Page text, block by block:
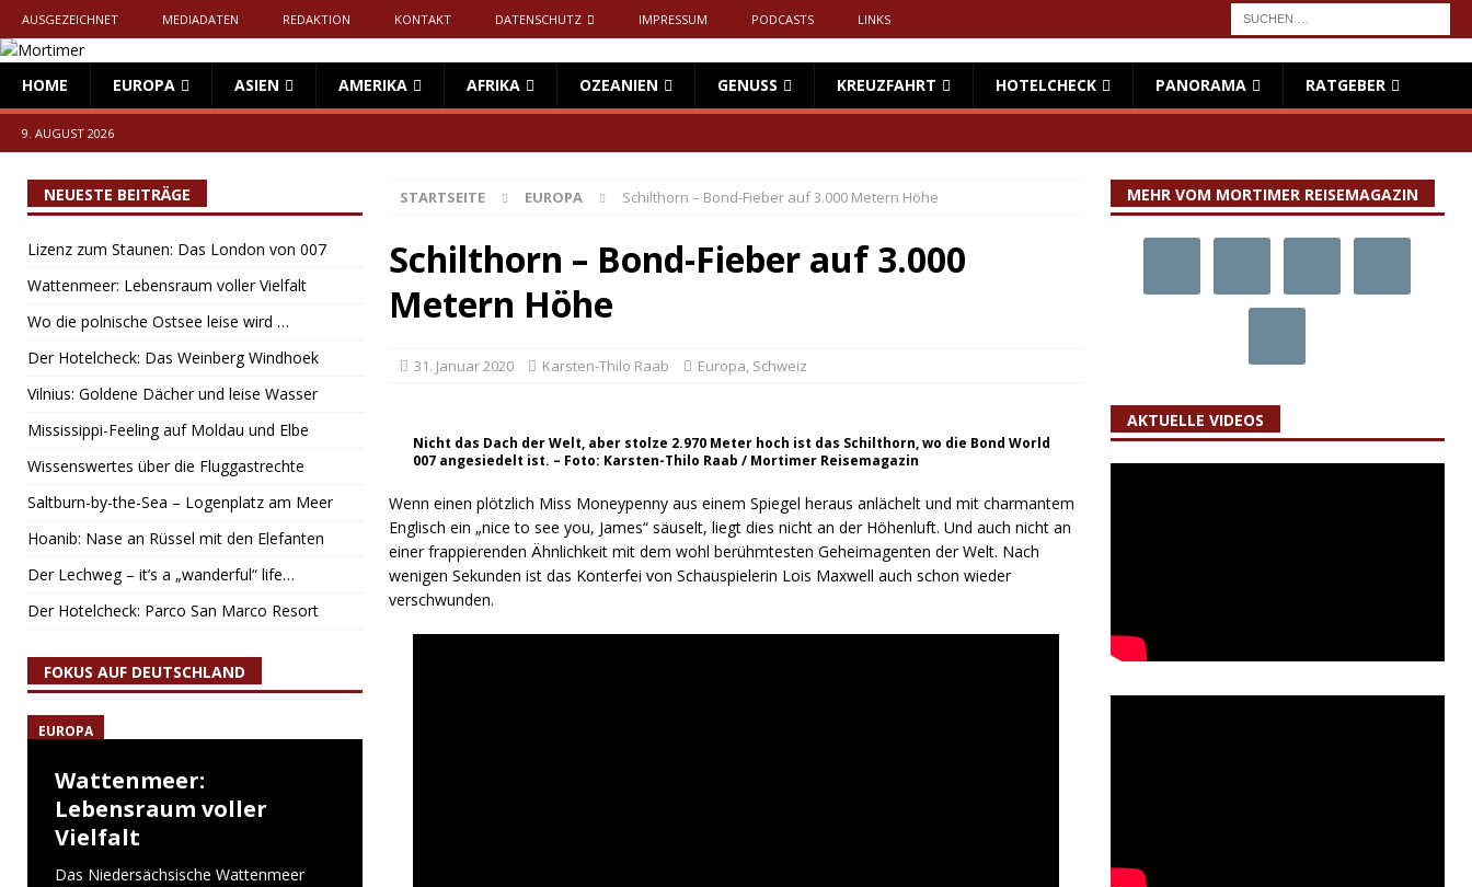
AUSGEZEICHNET MEDIADATEN REDAKTION KONTAKT DATENSCHUTZ IMPRESSUM PODCASTS LINKS
HOME EUROPA ASIEN AMERIKA AFRIKA OZEANIEN GENUSS KREUZFAHRT HOTELCHECK PANORAMA RATGEBER
9. AUGUST 2026
STARTSEITE EUROPA Schilthorn – Bond-Fieber auf 3.000 Metern Höhe
Schilthorn – Bond-Fieber auf 3.000
Metern Höhe
31. Januar 2020 Karsten-Thilo Raab Europa, Schweiz
Nicht das Dach der Welt, aber stolze 2.970 Meter hoch ist das Schilthorn, wo die Bond World
007 angesiedelt ist. – Foto: Karsten-Thilo Raab / Mortimer Reisemagazin
Wenn einen plötzlich Miss Moneypenny aus einem Spiegel heraus anlächelt und mit charmantem
Englisch ein „nice to see you, James“ säuselt, liegt dies nicht an der Höhenluft. Und auch nicht an
einer frappierenden Ähnlichkeit mit dem wohl berühmtesten Geheimagenten der Welt. Nach
wenigen Sekunden ist das Konterfei von Schauspielerin Lois Maxwell auch schon wieder
verschwunden.
NEUESTE BEITRÄGE
Lizenz zum Staunen: Das London von 007
Wattenmeer: Lebensraum voller Vielfalt
Wo die polnische Ostsee leise wird …
Der Hotelcheck: Das Weinberg Windhoek
Vilnius: Goldene Dächer und leise Wasser
Mississippi-Feeling auf Moldau und Elbe
Wissenswertes über die Fluggastrechte
Saltburn-by-the-Sea – Logenplatz am Meer
Hoanib: Nase an Rüssel mit den Elefanten
Der Lechweg – it’s a „wanderful“ life…
Der Hotelcheck: Parco San Marco Resort
FOKUS AUF DEUTSCHLAND
EUROPA
Wattenmeer:
Lebensraum voller
Vielfalt
Das Niedersächsische Wattenmeer
MEHR VOM MORTIMER REISEMAGAZIN
AKTUELLE VIDEOS